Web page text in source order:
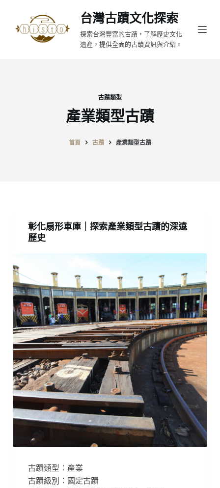
至
台灣古蹟文化探索
探索台灣豐富的古蹟，了解歷史文化
遺產，提供全面的古蹟資訊與介紹。
古蹟類型
產業類型古蹟
首頁 古蹟 產業類型古蹟
彰化扇形車庫｜探索產業類型古蹟的深遠
歷史
古蹟類型：產業
古蹟級別：國定古蹟